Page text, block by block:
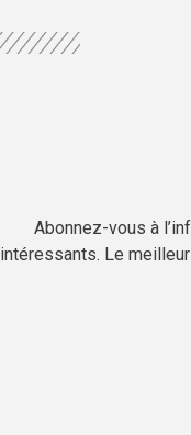
Abonnez-vous à
intéressants. Le